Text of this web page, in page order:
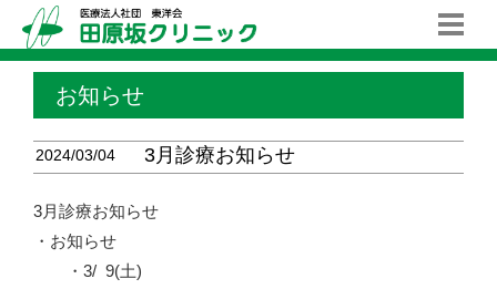
お知らせ
2024/03/04 3月診療お知らせ
3月診療お知らせ
・お知らせ
・3/ 9(土)